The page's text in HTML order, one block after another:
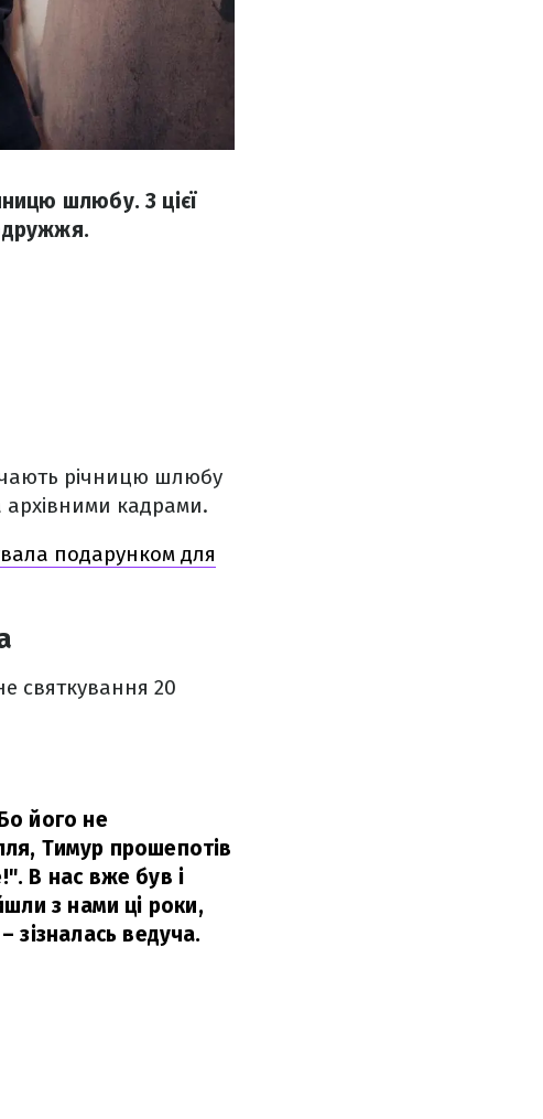
шлюбу. З цієї
річницю шлюбу
архівними кадрами.
подарунком для
святкування 20
його не
Тимур прошепотів
В нас вже був і
з нами ці роки,
– зізналась ведуча.